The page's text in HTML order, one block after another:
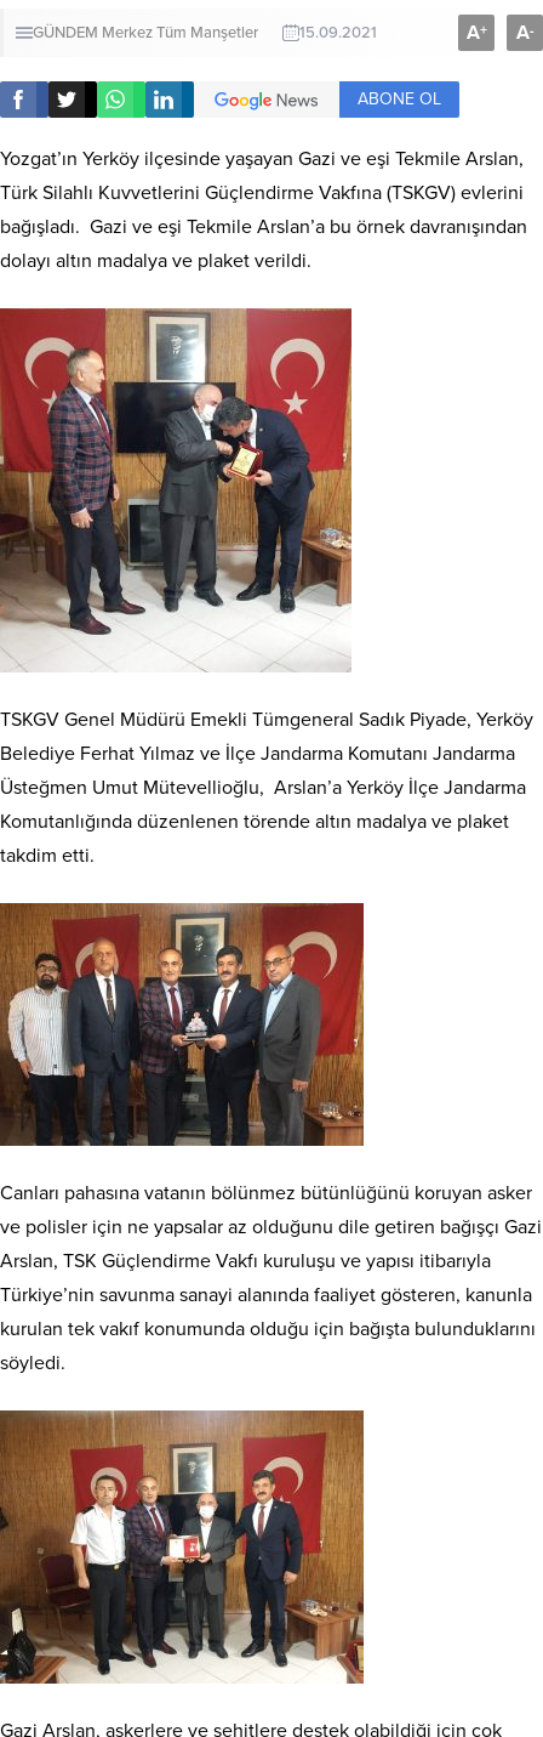
GÜNDEM MerkezTüm Manşetler 15.09.2021 A+ A-
ABONE OL
Yozgat’ın Yerköy ilçesinde yaşayan Gazi ve eşi Tekmile Arslan,
Türk Silahlı Kuvvetlerini Güçlendirme Vakfına (TSKGV) evlerini
bağışladı. Gazi ve eşi Tekmile Arslan’a bu örnek davranışından
dolayı altın madalya ve plaket verildi.
TSKGV Genel Müdürü Emekli Tümgeneral Sadık Piyade, Yerköy
Belediye Ferhat Yılmaz ve İlçe Jandarma Komutanı Jandarma
Üsteğmen Umut Mütevellioğlu, Arslan’a Yerköy İlçe Jandarma
Komutanlığında düzenlenen törende altın madalya ve plaket
takdim etti.
Canları pahasına vatanın bölünmez bütünlüğünü koruyan asker
ve polisler için ne yapsalar az olduğunu dile getiren bağışçı Gazi
Arslan, TSK Güçlendirme Vakfı kuruluşu ve yapısı itibarıyla
Türkiye’nin savunma sanayi alanında faaliyet gösteren, kanunla
kurulan tek vakıf konumunda olduğu için bağışta bulunduklarını
söyledi.
Gazi Arslan, askerlere ve şehitlere destek olabildiği için çok